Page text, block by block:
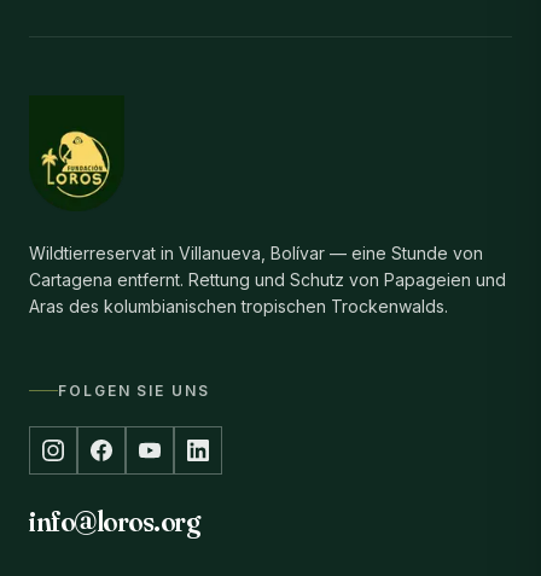
Wildtierreservat in Villanueva, Bolívar — eine Stunde von
Cartagena entfernt. Rettung und Schutz von Papageien und
Aras des kolumbianischen tropischen Trockenwalds.
FOLGEN SIE UNS
info@loros.org